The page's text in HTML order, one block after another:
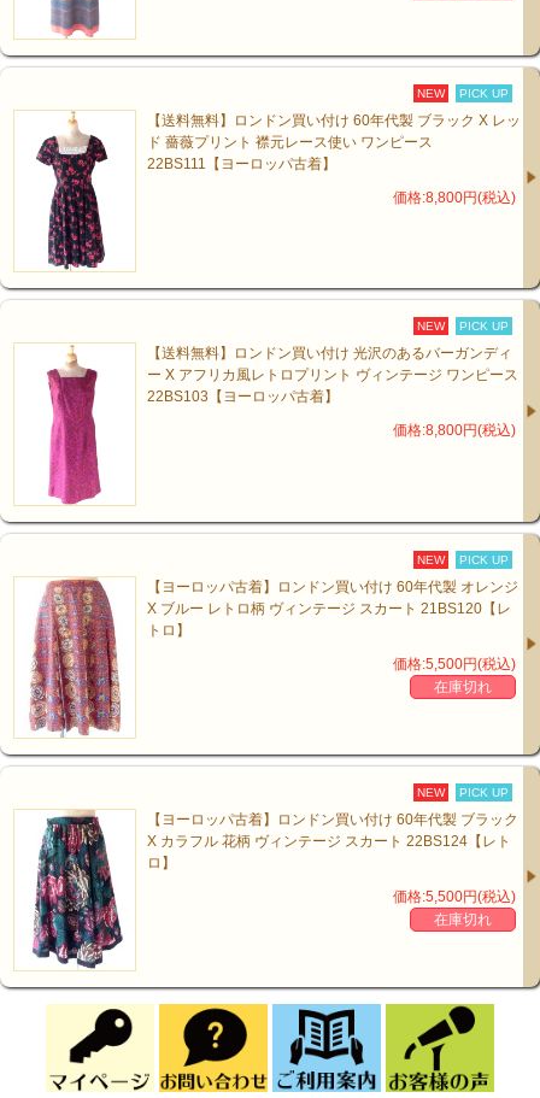
NEW PICK UP
【送料無料】ロンドン買い付け 60年代製 ブラック X レッ
ド 薔薇プリント 襟元レース使い ワンピース
22BS111【ヨーロッパ古着】
価格:8,800円(税込)
NEW PICK UP
【送料無料】ロンドン買い付け 光沢のあるバーガンディ
ー X アフリカ風レトロプリント ヴィンテージ ワンピース
22BS103【ヨーロッパ古着】
価格:8,800円(税込)
NEW PICK UP
【ヨーロッパ古着】ロンドン買い付け 60年代製 オレンジ
X ブルー レトロ柄 ヴィンテージ スカート 21BS120【レ
トロ】
価格:5,500円(税込)
在庫切れ
NEW PICK UP
【ヨーロッパ古着】ロンドン買い付け 60年代製 ブラック
X カラフル 花柄 ヴィンテージ スカート 22BS124【レト
ロ】
価格:5,500円(税込)
在庫切れ